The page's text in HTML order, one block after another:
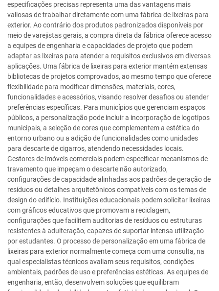
especificações precisas representa uma das vantagens mais
valiosas de trabalhar diretamente com uma fábrica de lixeiras para
exterior. Ao contrário dos produtos padronizados disponíveis por
meio de varejistas gerais, a compra direta da fábrica oferece acesso
a equipes de engenharia e capacidades de projeto que podem
adaptar as lixeiras para atender a requisitos exclusivos em diversas
aplicações. Uma fábrica de lixeiras para exterior mantém extensas
bibliotecas de projetos comprovados, ao mesmo tempo que oferece
flexibilidade para modificar dimensões, materiais, cores,
funcionalidades e acessórios, visando resolver desafios ou atender
preferências específicas. Para municípios que gerenciam espaços
públicos, a personalização pode incluir a incorporação de logotipos
municipais, a seleção de cores que complementem a estética do
entorno urbano ou a adição de funcionalidades como unidades
para descarte de cigarros, atendendo necessidades locais.
Gestores de imóveis comerciais podem especificar mecanismos de
travamento que impeçam o descarte não autorizado,
configurações de capacidade alinhadas aos padrões de geração de
resíduos ou detalhes arquitetônicos compatíveis com os temas de
design do edifício. Instituições educacionais podem solicitar lixeiras
com gráficos educativos que promovam a reciclagem,
configurações que facilitem auditorias de resíduos ou estruturas
resistentes à adulteração, capazes de suportar intensa utilização
por estudantes. O processo de personalização em uma fábrica de
lixeiras para exterior normalmente começa com uma consulta, na
qual especialistas técnicos avaliam seus requisitos, condições
ambientais, padrões de uso e preferências estéticas. As equipes de
engenharia, então, desenvolvem soluções que equilibram